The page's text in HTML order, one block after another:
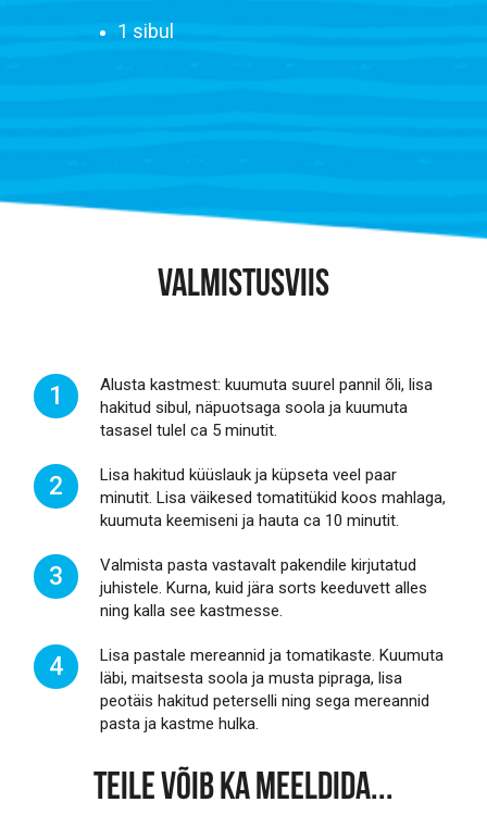
1 sibul
VALMISTUSVIIS
1
Alusta kastmest: kuumuta suurel pannil õli, lisa
hakitud sibul, näpuotsaga soola ja kuumuta
tasasel tulel ca 5 minutit.
2
Lisa hakitud küüslauk ja küpseta veel paar
minutit. Lisa väikesed tomatitükid koos mahlaga,
kuumuta keemiseni ja hauta ca 10 minutit.
3
Valmista pasta vastavalt pakendile kirjutatud
juhistele. Kurna, kuid jära sorts keeduvett alles
ning kalla see kastmesse.
4
Lisa pastale mereannid ja tomatikaste. Kuumuta
läbi, maitsesta soola ja musta pipraga, lisa
peotäis hakitud peterselli ning sega mereannid
pasta ja kastme hulka.
TEILE VÕIB KA MEELDIDA...